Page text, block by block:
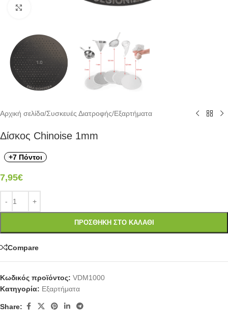
Αρχική σελίδα/Συσκευές Διατροφής/Εξαρτήματα
Δίσκος Chinoise 1mm
+7 Πόντοι
7,95€
ΠΡΟΣΘΉΚΗ ΣΤΟ ΚΑΛΆΘΙ
Compare
Κωδικός προϊόντος: VDM1000
Κατηγορία: Εξαρτήματα
Share: